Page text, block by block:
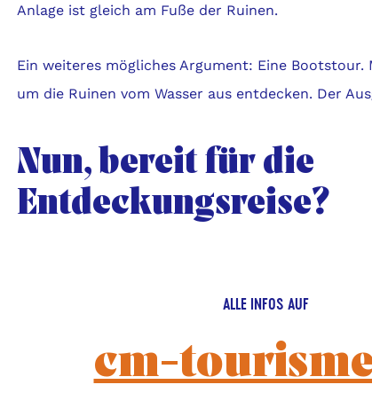
Anlage ist gleich am Fuße der Ruinen.
Ein weiteres mögliches Argument: Eine Bootstour.
um die Ruinen vom Wasser aus entdecken. Der
Nun, bereit für die
Entdeckungsreise?
ALLE INFOS AUF
cm-